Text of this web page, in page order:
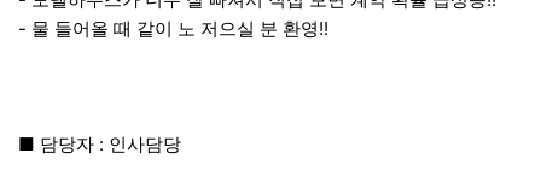
- 물 들어올 때 같이 노 저으실 분 환영!!
■ 담당자 : 인사담당